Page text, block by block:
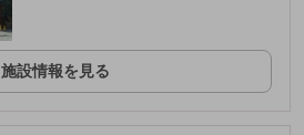
施設情報を見る